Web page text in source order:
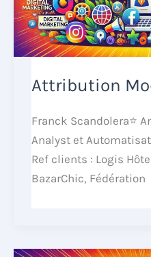
Attribution
Franck Scandolera⭐
Analyst et
Ref clients : Logis
BazarChic, Fédération